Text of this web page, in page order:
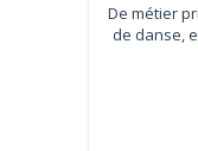
De métier
de danse,